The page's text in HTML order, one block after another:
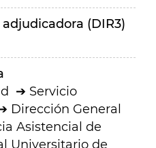
(DIR3)
Servicio
Dirección General
Asistencial de
Universitario de